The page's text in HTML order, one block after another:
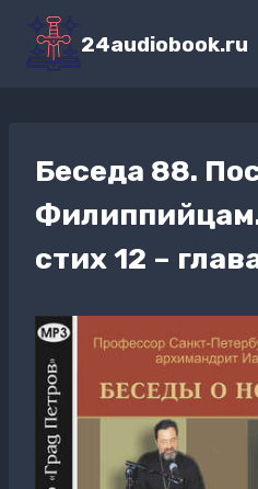
Перейти
содержимому
24audiobook.ru
Беседа 88.
стих 12 –